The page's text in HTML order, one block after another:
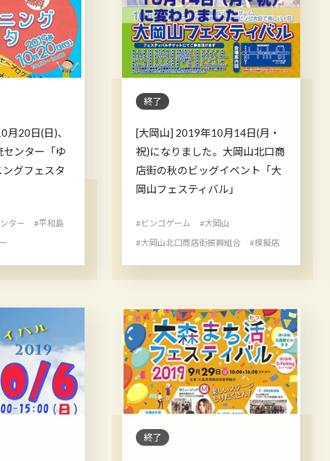
20日(日)、
センター「ゆ
グフェスタ
ター
#平和島
終了
[大岡山] 2019年10月14日(月・
祝)になりました。大岡山北口商
店街の秋のビッグイベント「大
岡山フェスティバル」
#ビンゴゲーム
#大岡山
#大岡山北口商店街振興組合
#模擬店
終了